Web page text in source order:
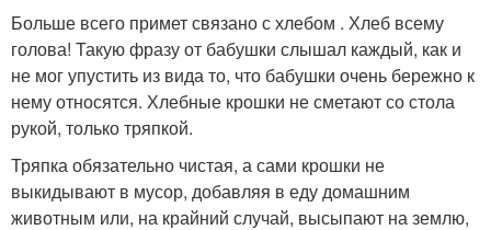
Больше всего примет связано с хлебом . Хлеб всему
голова! Такую фразу от бабушки слышал каждый, как и
не мог упустить из вида то, что бабушки очень бережно к
нему относятся. Хлебные крошки не сметают со стола
рукой, только тряпкой.
Тряпка обязательно чистая, а сами крошки не
выкидывают в мусор, добавляя в еду домашним
животным или, на крайний случай, высыпают на землю,